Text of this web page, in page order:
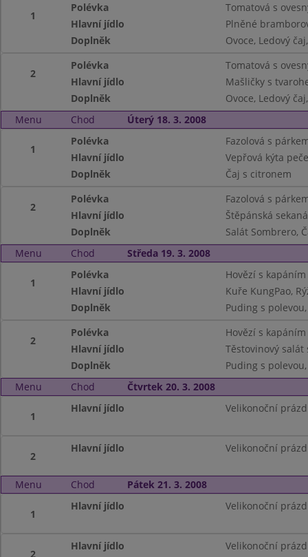
1
Polévka
Tomatová s
Hlavní jídlo
Plněné
Doplněk
Ovoce, Ledový
2
Polévka
Tomatová s
Hlavní jídlo
Mašličky s
Doplněk
Ovoce, Ledový
Menu
Chod Úterý 18. 3. 2008
1
Polévka
Fazolová s
Hlavní jídlo
Vepřová kýta
Doplněk
Čaj s citronem
2
Polévka
Fazolová s
Hlavní jídlo
Štěpánská
Doplněk
Salát Sombrero,
Menu
Chod Středa 19. 3. 2008
1
Polévka
Hovězí s kapáním
Hlavní jídlo
Kuře KungPao,
Doplněk
Puding s
2
Polévka
Hovězí s kapáním
Hlavní jídlo
Těstovinový salát
Doplněk
Puding s
Menu
Chod Čtvrtek 20. 3. 2008
1
Hlavní jídlo Velikonoční
2
Hlavní jídlo Velikonoční
Menu Chod Pátek 21. 3. 2008
1
Hlavní jídlo Velikonoční
2
Hlavní jídlo Velikonoční